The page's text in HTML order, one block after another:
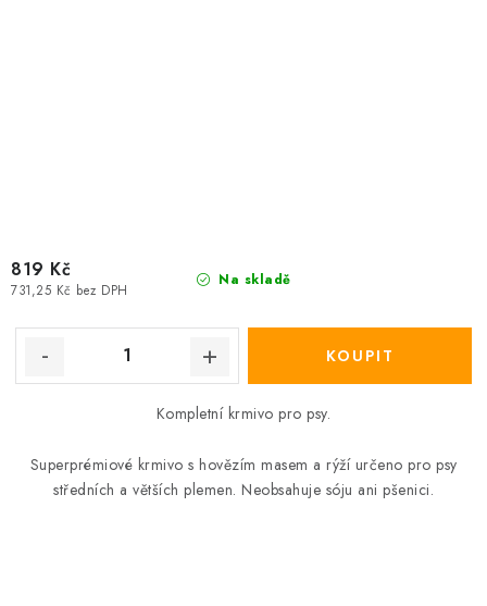
Na skladě
731,25 Kč bez DPH
819 Kč
Kompletní krmivo pro psy.
Superprémiové krmivo s hovězím masem a rýží určeno pro psy
středních a větších plemen. Neobsahuje sóju ani pšenici.